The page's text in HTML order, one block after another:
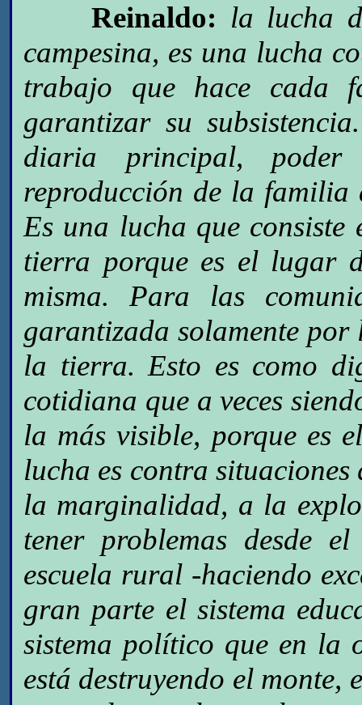
Reinaldo: la lucha
campesina, es una lucha
trabajo que hace cada
garantizar su
diaria principal,
reproducción de la
Es una lucha que consiste
tierra porque es el lugar
misma. Para las
garantizada solamente
la tierra. Esto es como
cotidiana que a veces
la más visible, porque es
lucha es contra
la marginalidad, a la
tener problemas desde
escuela rural -haciendo
gran parte el sistema
sistema político que en la
está destruyendo el monte,